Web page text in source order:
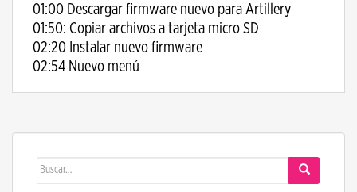
01:00 Descargar firmware nuevo para Artillery
01:50: Copiar archivos a tarjeta micro SD
02:20 Instalar nuevo firmware
02:54 Nuevo menú
Buscar: